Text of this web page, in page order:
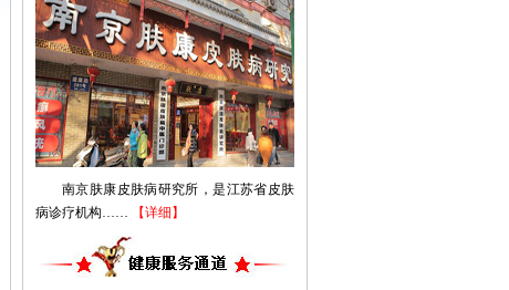
南京肤康皮肤病研究所，是江苏省皮肤
病诊疗机构……
【详细】